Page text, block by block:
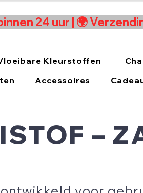
24 uur | 🌍
Kleurstoffen
Accessoires
–